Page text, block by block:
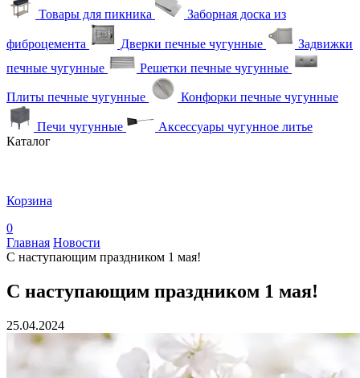
Товары для пикника Заборная доска из
фиброцемента Дверки печные чугунные
Задвижки
печные чугунные
Решетки печные чугунные
Плиты печные чугунные Конфорки печные чугунные
Печи чугунные
Аксессуары чугунное литье
Каталог
Корзина
0
Главная Новости
С наступающим праздником 1 мая!
С наступающим праздником 1 мая!
25.04.2024